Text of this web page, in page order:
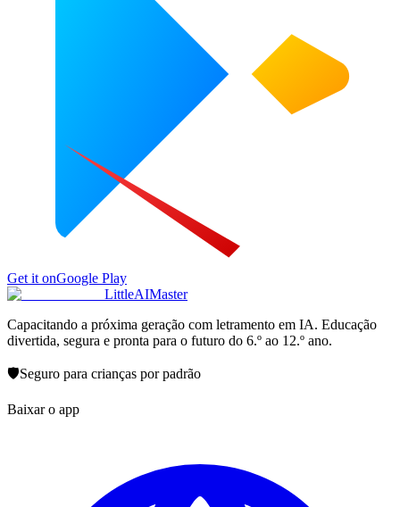
Get it onGoogle Play
LittleAIMaster
Capacitando a próxima geração com letramento em IA. Educação
divertida, segura e pronta para o futuro do 6.º ao 12.º ano.
🛡️Seguro para crianças por padrão
Baixar o app